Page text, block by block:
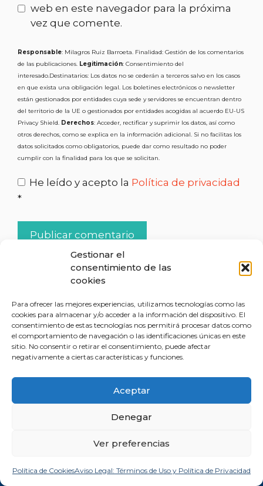
Gestionar el
consentimiento de las
cookies
Para ofrecer las mejores experiencias, utilizamos tecnologías como las
cookies para almacenar y/o acceder a la información del dispositivo. El
consentimiento de estas tecnologías nos permitirá procesar datos como
el comportamiento de navegación o las identificaciones únicas en este
sitio. No consentir o retirar el consentimiento, puede afectar
negativamente a ciertas características y funciones.
Aceptar
Denegar
Ver preferencias
Política de CookiesAviso Legal: Términos de Uso y Política de Privacidad
web en este navegador para la próxima
vez que comente.
Responsable: Milagros Ruiz Barroeta. Finalidad: Gestión de los comentarios
de las publicaciones. Legitimación: Consentimiento del
interesado.Destinatarios: Los datos no se cederán a terceros salvo en los casos
en que exista una obligación legal. Los boletines electrónicos o newsletter
están gestionados por entidades cuya sede y servidores se encuentran dentro
del territorio de la UE o gestionados por entidades acogidas al acuerdo EU-US
Privacy Shield. Derechos: Acceder, rectificar y suprimir los datos, así como
otros derechos, como se explica en la información adicional. Si no facilitas los
datos solicitados como obligatorios, puede dar como resultado no poder
cumplir con la finalidad para los que se solicitan.
He leído y acepto la Política de privacidad
*
Contacto
info@milagrosruizbarroeta.com
Servicios Experiencia y recursos